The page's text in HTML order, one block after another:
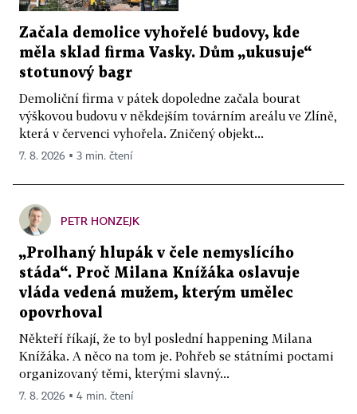
Začala demolice vyhořelé budovy, kde
měla sklad firma Vasky. Dům „ukusuje“
stotunový bagr
Demoliční firma v pátek dopoledne začala bourat
výškovou budovu v někdejším továrním areálu ve Zlíně,
která v červenci vyhořela. Zničený objekt...
7. 8. 2026 ▪ 3 min. čtení
PETR HONZEJK
„Prolhaný hlupák v čele nemyslícího
stáda“. Proč Milana Knížáka oslavuje
vláda vedená mužem, kterým umělec
opovrhoval
Někteří říkají, že to byl poslední happening Milana
Knížáka. A něco na tom je. Pohřeb se státními poctami
organizovaný těmi, kterými slavný...
7. 8. 2026 ▪ 4 min. čtení